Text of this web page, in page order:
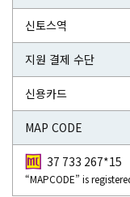
신토스역
지원 결제 수단
신용카드
MAP CODE
37 733 267*15
“MAPCODE” is